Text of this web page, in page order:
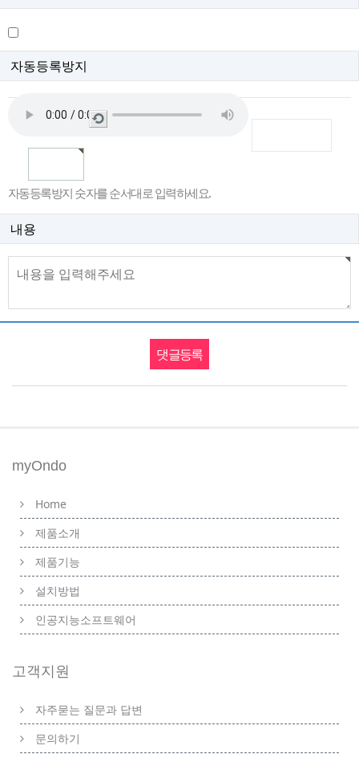
자동등록방지
새
자동등록방지 숫자를 순서대로 입력하세요.
내용
myOndo
Home
제품소개
제품기능
설치방법
인공지능소프트웨어
고객지원
자주묻는 질문과 답변
문의하기